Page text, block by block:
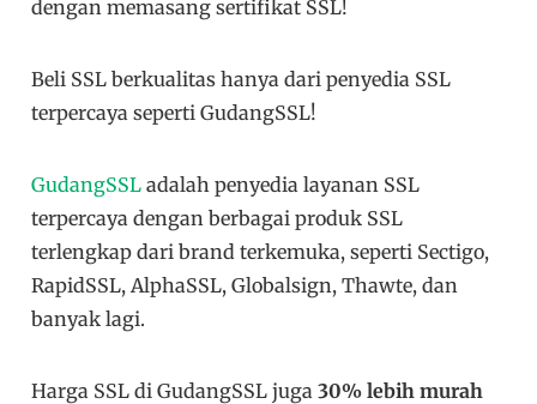
dengan memasang sertifikat SSL!
Beli SSL berkualitas hanya dari penyedia SSL
terpercaya seperti GudangSSL!
GudangSSL adalah penyedia layanan SSL
terpercaya dengan berbagai produk SSL
terlengkap dari brand terkemuka, seperti Sectigo,
RapidSSL, AlphaSSL, Globalsign, Thawte, dan
banyak lagi.
Harga SSL di GudangSSL juga30% lebih murah